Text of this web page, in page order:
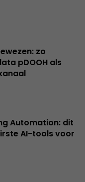
zo
pDOOH als
Automation: dit
AI-tools voor